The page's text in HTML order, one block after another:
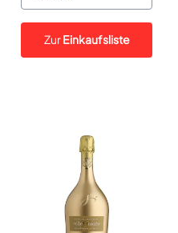
ZurEinkaufsliste